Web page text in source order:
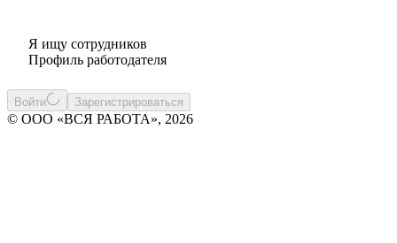
Я ищу сотрудников
Профиль работодателя
Войти Зарегистрироваться
© ООО «ВСЯ РАБОТА», 2026